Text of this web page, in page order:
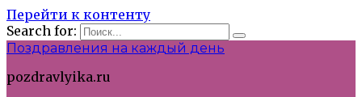
Перейти к контенту
Search for:
Поздравления на каждый день
pozdravlyika.ru